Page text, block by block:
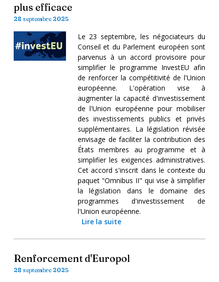
plus efficace
28 septembre 2025
Le 23 septembre, les négociateurs du
Conseil et du Parlement européen sont
parvenus à un accord provisoire pour
simplifier le programme InvestEU afin
de renforcer la compétitivité de l'Union
européenne. L'opération vise à
augmenter la capacité d'investissement
de l'Union européenne pour mobiliser
des investissements publics et privés
supplémentaires. La législation révisée
envisage de faciliter la contribution des
États membres au programme et à
simplifier les exigences administratives.
Cet accord s'inscrit dans le contexte du
paquet "Omnibus II" qui vise à simplifier
la législation dans le domaine des
programmes d'investissement de
l'Union européenne.
Lire la suite
Renforcement d'Europol
28 septembre 2025